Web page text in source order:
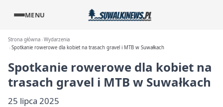
MENU
Strona główna Wydarzenia
Spotkanie rowerowe dla kobiet na trasach gravel i MTB w Suwałkach
Spotkanie rowerowe dla kobiet na
trasach gravel i MTB w Suwałkach
25 lipca 2025